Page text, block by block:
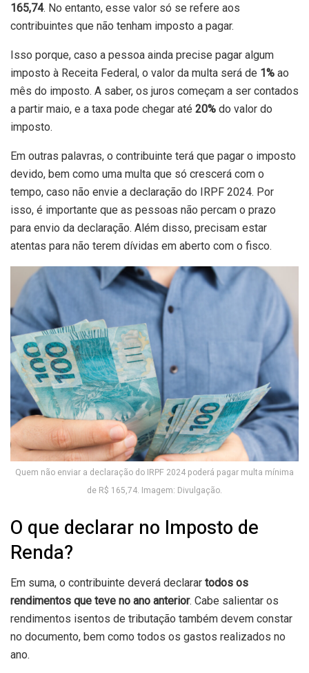
165,74. No entanto, esse valor só se refere aos
contribuintes que não tenham imposto a pagar.
Isso porque, caso a pessoa ainda precise pagar algum
imposto à Receita Federal, o valor da multa será de 1% ao
mês do imposto. A saber, os juros começam a ser contados
a partir maio, e a taxa pode chegar até 20% do valor do
imposto.
Em outras palavras, o contribuinte terá que pagar o imposto
devido, bem como uma multa que só crescerá com o
tempo, caso não envie a declaração do IRPF 2024. Por
isso, é importante que as pessoas não percam o prazo
para envio da declaração. Além disso, precisam estar
atentas para não terem dívidas em aberto com o fisco.
Quem não enviar a declaração do IRPF 2024 poderá pagar multa mínima
de R$ 165,74. Imagem: Divulgação.
O que declarar no Imposto de
Renda?
Em suma, o contribuinte deverá declarar todos os
rendimentos que teve no ano anterior. Cabe salientar os
rendimentos isentos de tributação também devem constar
no documento, bem como todos os gastos realizados no
ano.